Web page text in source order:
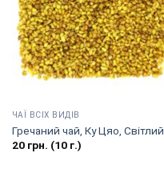
ЧАЇ ВСІХ ВИДІВ
Гречаний чай, Ку Цяо, Світлий
20грн. (10 г.)